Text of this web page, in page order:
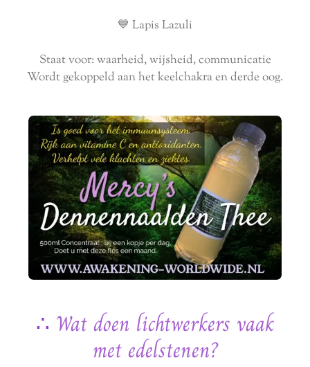
💙 Lapis Lazuli
Staat voor: waarheid, wijsheid, communicatie
Wordt gekoppeld aan het keelchakra en derde oog.
∴ Wat doen lichtwerkers vaak
met edelstenen?